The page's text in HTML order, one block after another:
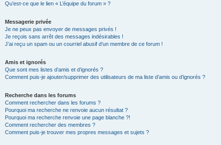
Qu’est-ce que le lien « L’équipe du forum » ?
Messagerie privée
Je ne peux pas envoyer de messages privés !
Je reçois sans arrêt des messages indésirables !
J’ai reçu un spam ou un courriel abusif d’un membre de ce forum !
Amis et ignorés
Que sont mes listes d’amis et d’ignorés ?
Comment puis-je ajouter/supprimer des utilisateurs de ma liste d’amis ou d’ignorés ?
Recherche dans les forums
Comment rechercher dans les forums ?
Pourquoi ma recherche ne renvoie aucun résultat ?
Pourquoi ma recherche renvoie une page blanche ?!
Comment rechercher des membres ?
Comment puis-je trouver mes propres messages et sujets ?